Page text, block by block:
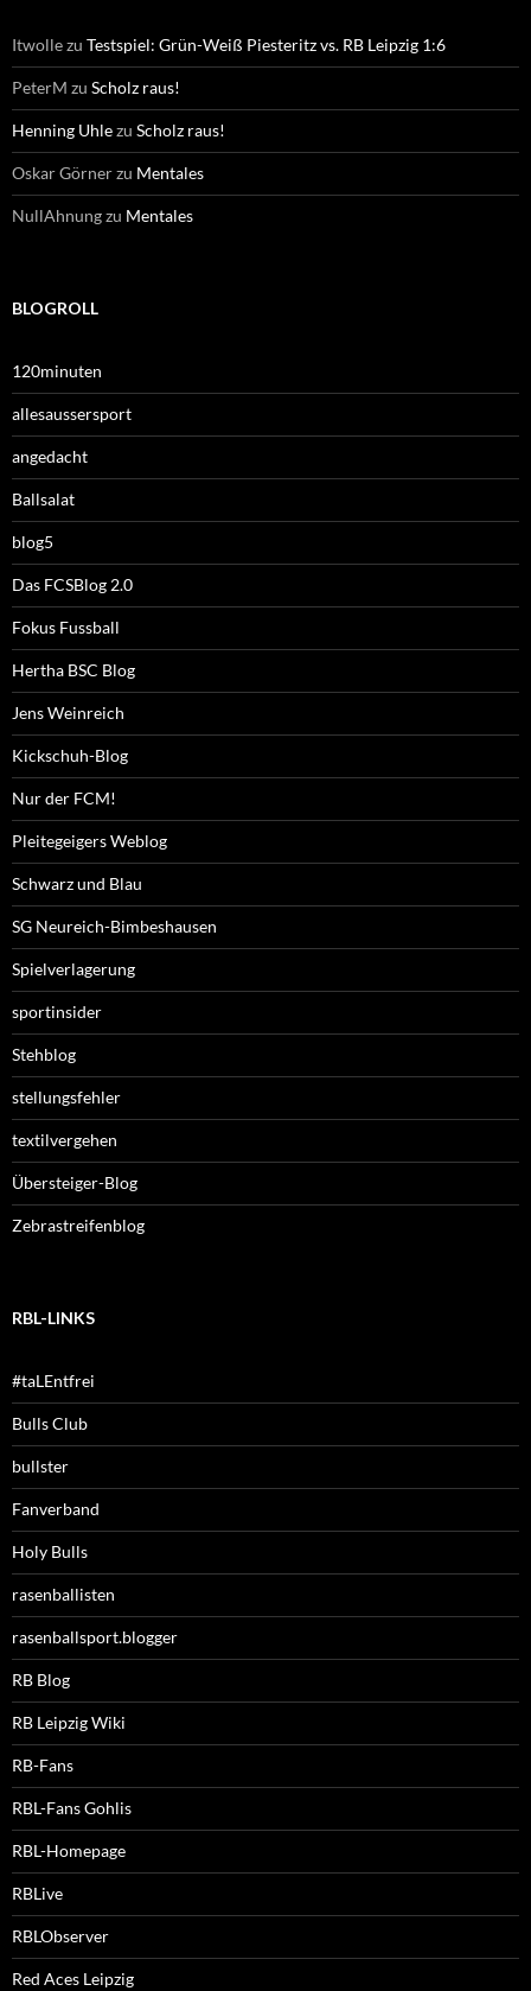
Itwollezu Testspiel: Grün-Weiß Piesteritz vs. RB Leipzig 1:6
PeterM zu Scholz raus!
Henning Uhlezu Scholz raus!
Oskar Görnerzu Mentales
NullAhnungzu Mentales
BLOGROLL
120minuten
allesaussersport
angedacht
Ballsalat
blog5
Das FCSBlog 2.0
Fokus Fussball
Hertha BSC Blog
Jens Weinreich
Kickschuh-Blog
Nur der FCM!
Pleitegeigers Weblog
Schwarz und Blau
SG Neureich-Bimbeshausen
Spielverlagerung
sportinsider
Stehblog
stellungsfehler
textilvergehen
Übersteiger-Blog
Zebrastreifenblog
RBL-LINKS
#taLEntfrei
Bulls Club
bullster
Fanverband
Holy Bulls
rasenballisten
rasenballsport.blogger
RB Blog
RB Leipzig Wiki
RB-Fans
RBL-Fans Gohlis
RBL-Homepage
RBLive
RBLObserver
Red Aces Leipzig